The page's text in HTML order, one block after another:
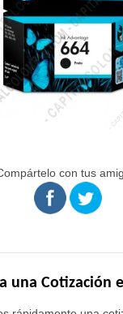
con tus
una Cotización